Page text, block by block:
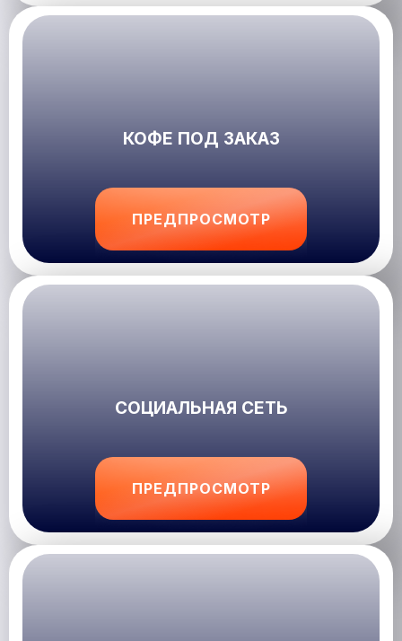
КОФЕ ПОД ЗАКАЗ
ПРЕДПРОСМОТР
СОЦИАЛЬНАЯ СЕТЬ
ПРЕДПРОСМОТР